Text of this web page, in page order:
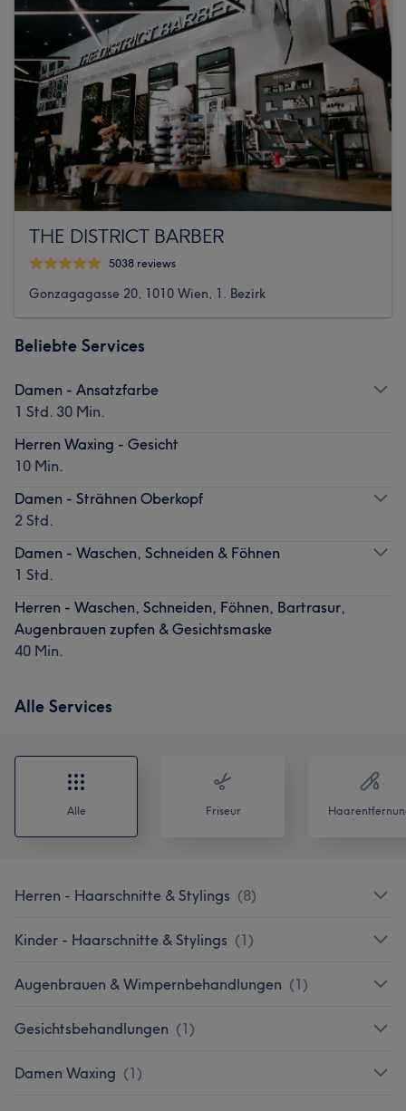
THE DISTRICT BARBER
5038 reviews
Gonzagagasse 20, 1010 Wien, 1. Bezirk
Beliebte Services
Damen - Ansatzfarbe
1 Std. 30 Min.
Herren Waxing - Gesicht
10 Min.
Damen - Strähnen Oberkopf
2 Std.
Damen - Waschen, Schneiden & Föhnen
1 Std.
Herren - Waschen, Schneiden, Föhnen, Bartrasur,
Augenbrauen zupfen & Gesichtsmaske
40 Min.
Alle Services
Alle Friseur
Herren - Haarschnitte & Stylings (8)
Kinder - Haarschnitte & Stylings (1)
Augenbrauen & Wimpernbehandlungen (1)
Gesichtsbehandlungen (1)
Damen Waxing (1)